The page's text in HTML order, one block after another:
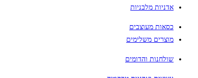
אדניות מלבניות
כסאות מעוצבים
מוצרים משלימים
שולחנות והדומים